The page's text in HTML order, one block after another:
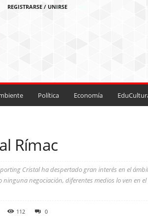
REGISTRARSE / UNIRSE
Política Economía
Rímac
Cristal ha despertado gran interés en el
negociación, diferentes medios lo ven en
112 0